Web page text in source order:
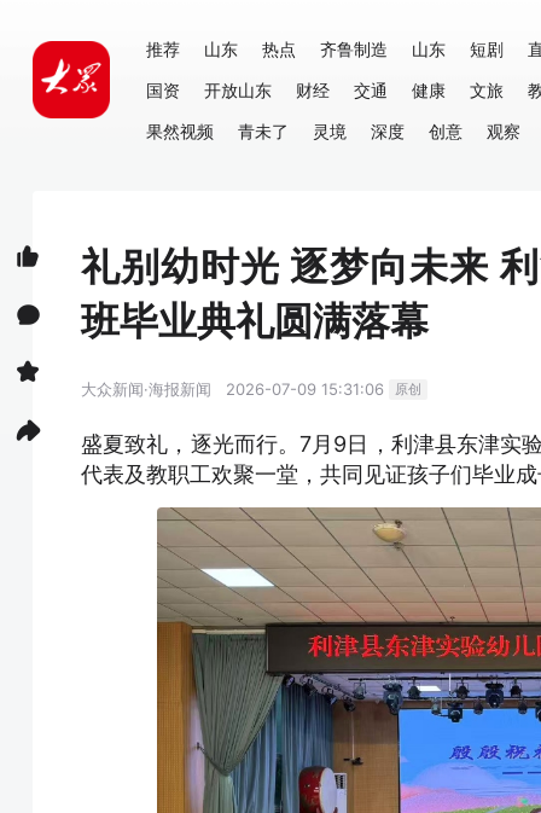
推荐 山东 热点 齐鲁制造 山东 短剧
国资
开放山东 财经 交通 健康 文旅
果然视频
青未了 灵境 深度 创意 观察
礼别幼时光 逐梦向未来
班毕业典礼圆满落幕
大众新闻·海报新闻 2026-07-09 15:31:06 原创
盛夏致礼，逐光而行。7月9日，利津县东津实
代表及教职工欢聚一堂，共同见证孩子们毕业